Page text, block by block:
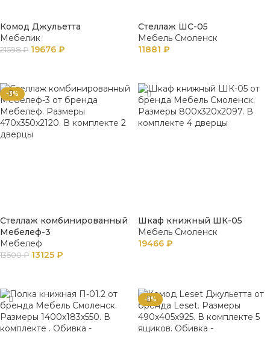
Комод Джульетта
Мебелик
21598₽ 19676 ₽
Стеллаж ШС-05
Мебель Смоленск
11881 ₽
-3%
Стеллаж комбинированный
Мебелеф-3
Мебелеф
13500₽ 13125 ₽
Шкаф книжный ШК-05
Мебель Смоленск
19466 ₽
-8%